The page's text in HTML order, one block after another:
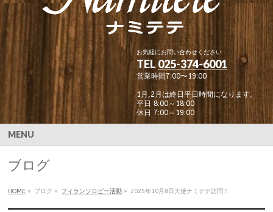
お気軽にお問い合わせください
TEL 025-374-6001
営業時間7:00〜19:00
1月,2月は終日平日時間になります。
平日 8:00～18:00
休日 7:00～19:00
MENU
ブログ
HOME » ブログ » フィランソロピー活動 » 2025年10月8日大使ナミテテ訪問！